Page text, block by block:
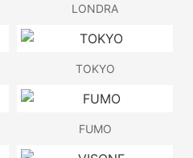
LONDRA
TOKYO
FUMO